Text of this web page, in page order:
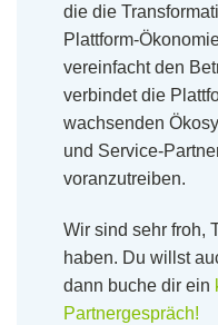
die die
Plattform-
vereinfacht den
verbindet die
wachsenden
und Service-
voranzutreiben.
Wir sind sehr froh,
haben. Du willst
dann buche dir ein
Partnergespräch!